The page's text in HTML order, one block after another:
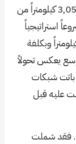
دينار عراقي، شملت إنشاء وتأهيل نحو 3,055 كيلومتراً من
جانب ذلك، لا تزال 227 مشروعاً استراتيجياً
بطول إضافي يقارب 2,239 كيلومتراً وبكلفة
التوسع يعكس تحولاً
باتت شبكات
عليه قبل
فقد شملت